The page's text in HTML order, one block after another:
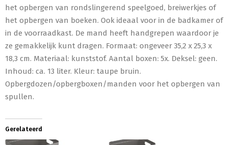
het opbergen van rondslingerend speelgoed, breiwerkjes of
het opbergen van boeken. Ook ideaal voor in de badkamer of
in de voorraadkast. De mand heeft handgrepen waardoor je
ze gemakkelijk kunt dragen. Formaat: ongeveer 35,2 x 25,3 x
18,3 cm. Materiaal: kunststof. Aantal boxen: 5x. Deksel: geen.
Inhoud: ca. 13 liter. Kleur: taupe bruin.
Opbergdozen/opbergboxen/manden voor het opbergen van
spullen.
Gerelateerd